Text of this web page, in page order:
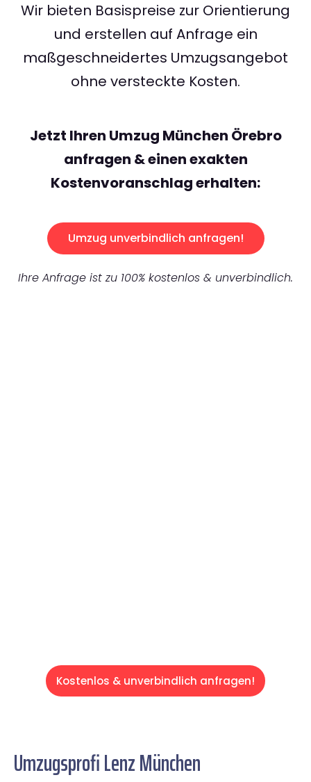
Wir bieten Basispreise zur Orientierung
und erstellen auf Anfrage ein
maßgeschneidertes Umzugsangebot
ohne versteckte Kosten.
Jetzt Ihren Umzug München Örebro
anfragen & einen exakten
Kostenvoranschlag erhalten:
Umzug unverbindlich anfragen!
Ihre Anfrage ist zu 100% kostenlos & unverbindlich.
Kostenlos & unverbindlich anfragen!
Umzugsprofi Lenz München